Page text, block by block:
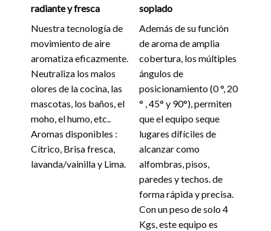
radiante y fresca
Nuestra tecnología de
movimiento de aire
aromatiza eficazmente.
Neutraliza los malos
olores de la cocina, las
mascotas, los baños, el
moho, el humo, etc..
Aromas disponibles :
Cítrico, Brisa fresca,
lavanda/vainilla y Lima.
soplado
Además de su función
de aroma de amplia
cobertura, los múltiples
ángulos de
posicionamiento (0 °, 20
° , 45° y 90°), permiten
que el equipo seque
lugares dífíciles de
alcanzar como
alfombras, pisos,
paredes y techos. de
forma rápida y precisa.
Con un peso de solo 4
Kgs, este equipo es